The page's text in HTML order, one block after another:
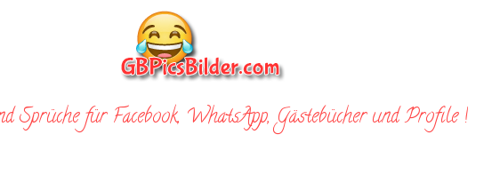
Sprüche für Facebook, WhatsApp, Gästebücher und Profile !